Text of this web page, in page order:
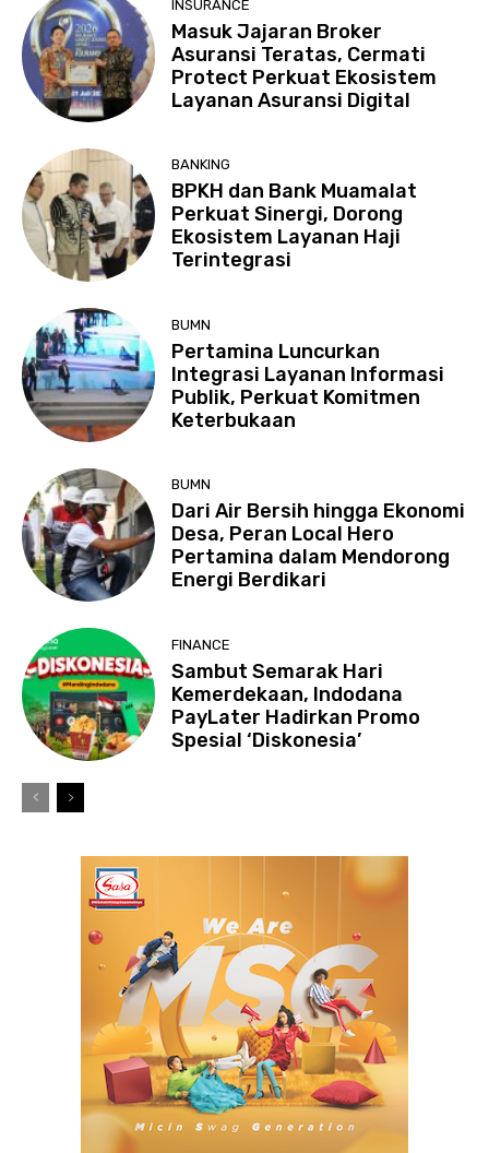
INSURANCE
Masuk Jajaran Broker
Asuransi Teratas, Cermati
Protect Perkuat Ekosistem
Layanan Asuransi Digital
BANKING
BPKH dan Bank Muamalat
Perkuat Sinergi, Dorong
Ekosistem Layanan Haji
Terintegrasi
BUMN
Pertamina Luncurkan
Integrasi Layanan Informasi
Publik, Perkuat Komitmen
Keterbukaan
BUMN
Dari Air Bersih hingga Ekonomi
Desa, Peran Local Hero
Pertamina dalam Mendorong
Energi Berdikari
FINANCE
Sambut Semarak Hari
Kemerdekaan, Indodana
PayLater Hadirkan Promo
Spesial ‘Diskonesia’